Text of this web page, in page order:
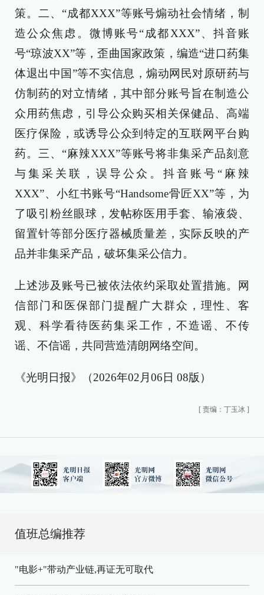
策。二、“成都XXX”等账号煽动社会情绪，制
造公众焦虑。微博账号“成都XXX”、抖音账
号“琼波XX”等，歪曲国家政策，编造“进口药集
体退出中国”等不实信息，煽动网民对原研药与
仿制药的对立情绪，其中部分账号旨在制造公
众用药焦虑，引导公众购买相关保健品、高端
医疗保险，或诱导公众到特定的互联网平台购
药。三、“麻辣XXX”等账号将非集采产品刻意
与集采关联，误导公众。抖音账号“麻辣
XXX”、小红书账号“Handsome骨匠XX”等，为
了吸引粉丝眼球，发帖称医用手套、输液袋、
留置针等部分医疗器械质量差，实际反映的产
品并非集采产品，破坏集采公信力。
上述涉及账号已被依法依约采取处置措施。网
信部门和医保部门提醒广大群众，理性、客
观、科学看待医药集采工作，不造谣、不传
谣、不信谣，共同营造清朗网络空间。
《光明日报》（2026年02月06日 08版）
[ 责编：丁玉冰 ]
值班总编推荐
"电影+"带动产业链,再证无可取代